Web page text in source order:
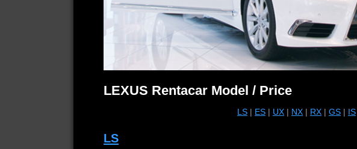
LEXUS Rentacar Model / Price
LS | ES | UX | NX | RX | GS | IS
LS